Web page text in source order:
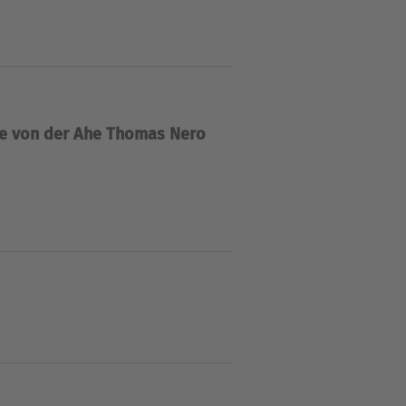
Spezialabteilungen aus
von der Ahe Thomas Nero